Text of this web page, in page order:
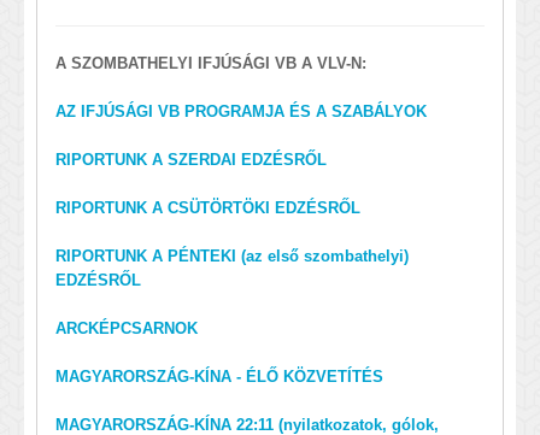
A SZOMBATHELYI IFJÚSÁGI VB A VLV-N:
AZ IFJÚSÁGI VB PROGRAMJA ÉS A SZABÁLYOK
RIPORTUNK A SZERDAI EDZÉSRŐL
RIPORTUNK A CSÜTÖRTÖKI EDZÉSRŐL
RIPORTUNK A PÉNTEKI (az első szombathelyi)
EDZÉSRŐL
ARCKÉPCSARNOK
MAGYARORSZÁG-KÍNA - ÉLŐ KÖZVETÍTÉS
MAGYARORSZÁG-KÍNA 22:11 (nyilatkozatok, gólok,